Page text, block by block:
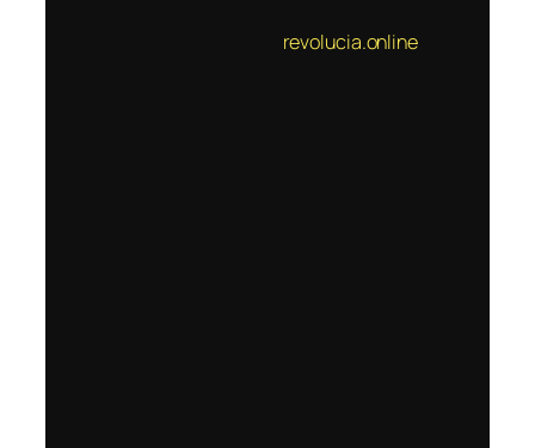
revolucia.online